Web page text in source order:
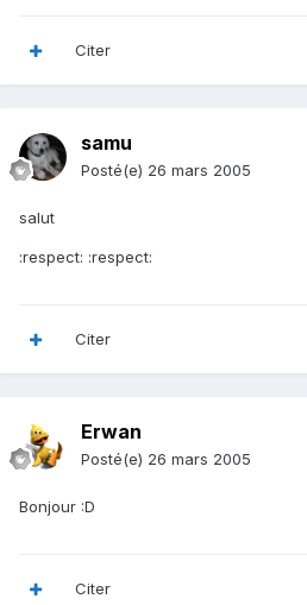
Citer
samu
Posté(e) 26 mars 2005
salut
:respect: :respect:
Citer
Erwan
Posté(e) 26 mars 2005
Bonjour :D
Citer